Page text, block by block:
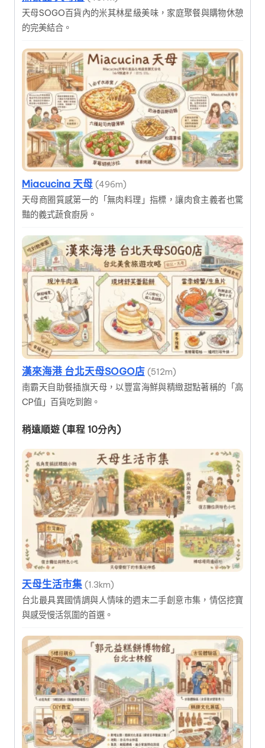
天母SOGO百貨內的米其林星級美味，家庭聚餐與購物休憩
的完美結合。
Miacucina 天母 (496m)
天母商圈質感第一的「無肉料理」指標，讓肉食主義者也驚
豔的義式蔬食廚房。
漢來海港 台北天母SOGO店 (512m)
南霸天自助餐插旗天母，以豐富海鮮與精緻甜點著稱的「高
CP值」百貨吃到飽。
稍遠順遊 (車程 10分內)
天母生活市集 (1.3km)
台北最具異國情調與人情味的週末二手創意市集，情侶挖寶
與感受慢活氛圍的首選。